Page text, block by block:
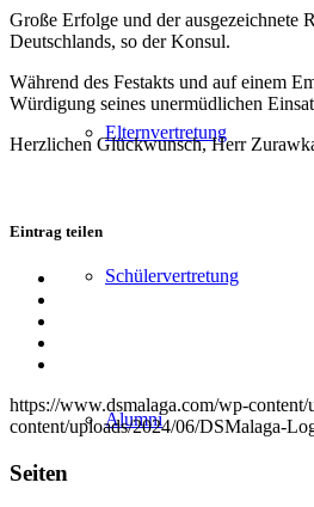
Elternvertretung
Schülervertretung
Alumni
Große Erfolge und der ausgezeichnete
Deutschlands, so der Konsul.
Während des Festakts und auf einem
Würdigung seines unermüdlichen
Herzlichen Glückwunsch, Herr
Eintrag teilen
Teilen
Mail
teilen
https://www.dsmalaga.com/wp-
content/uploads/2024/06/DSMalaga-
Seiten